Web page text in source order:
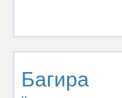
Багира